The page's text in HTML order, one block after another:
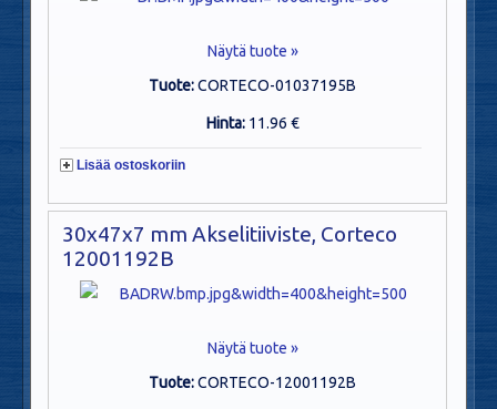
Näytä tuote »
Tuote:CORTECO-01037195B
Hinta: 11.96 €
Lisää ostoskoriin
30x47x7 mm Akselitiiviste, Corteco
12001192B
Näytä tuote »
Tuote:CORTECO-12001192B